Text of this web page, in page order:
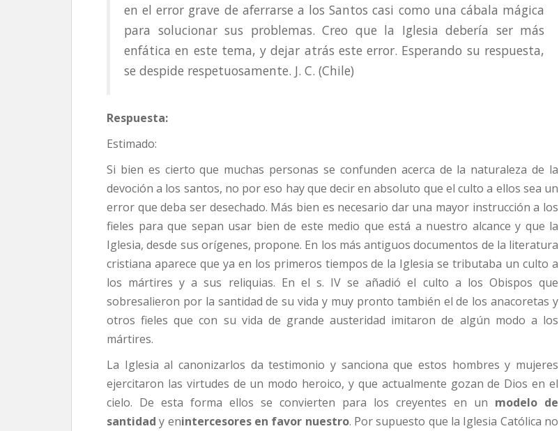
en el error grave de aferrarse a los Santos casi como una cábala mágica
para solucionar sus problemas. Creo que la Iglesia debería ser más
enfática en este tema, y dejar atrás este error. Esperando su respuesta,
se despide respetuosamente. J. C. (Chile)
Respuesta:
Estimado:
Si bien es cierto que muchas personas se confunden acerca de la naturaleza de la
devoción a los santos, no por eso hay que decir en absoluto que el culto a ellos sea un
error que deba ser desechado. Más bien es necesario dar una mayor instrucción a los
fieles para que sepan usar bien de este medio que está a nuestro alcance y que la
Iglesia, desde sus orígenes, propone. En los más antiguos documentos de la literatura
cristiana aparece que ya en los primeros tiempos de la Iglesia se tributaba un culto a
los mártires y a sus reliquias. En el s. IV se añadió el culto a los Obispos que
sobresalieron por la santidad de su vida y muy pronto también el de los anacoretas y
otros fieles que con su vida de grande austeridad imitaron de algún modo a los
mártires.
La Iglesia al canonizarlos da testimonio y sanciona que estos hombres y mujeres
ejercitaron las virtudes de un modo heroico, y que actualmente gozan de Dios en el
cielo. De esta forma ellos se convierten para los creyentes en un modelo de
santidady enintercesores en favor nuestro. Por supuesto que la Iglesia Católica no